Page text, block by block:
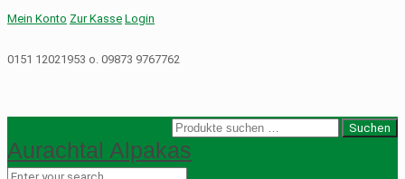
Mein Konto Zur Kasse Login
0151 12021953 o. 09873 9767762
Suche
nach:
Suchen
Aurachtal Alpakas